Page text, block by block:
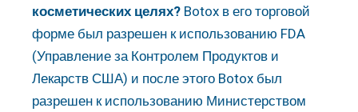
косметических целях? Botox в его торговой
форме был разрешен к использованию FDA
(Управление за Контролем Продуктов и
Лекарств США) и после этого Botox был
разрешен к использованию Министерством